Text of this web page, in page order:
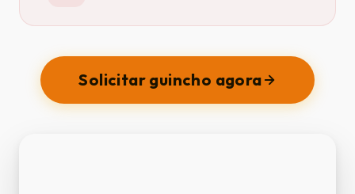
Solicitar guincho agora